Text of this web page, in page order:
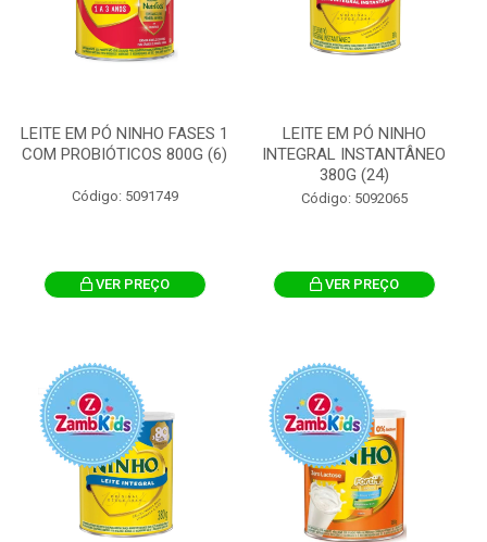
LEITE EM PÓ NINHO FASES 1
COM PROBIÓTICOS 800G (6)
Código: 5091749
VER PREÇO
LEITE EM PÓ NINHO
INTEGRAL INSTANTÂNEO
380G (24)
Código: 5092065
VER PREÇO